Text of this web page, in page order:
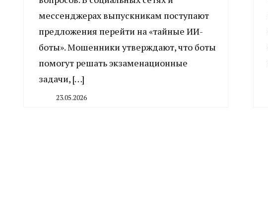
мессенджерах выпускникам поступают
предложения перейти на «тайные ИИ-
боты». Мошенники утверждают, что боты
помогут решать экзаменационные
задачи, […]
23.05.2026